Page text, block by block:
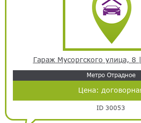
Гараж Мусоргского улица, 8
Метро Отрадное
Цена:
ID 30053